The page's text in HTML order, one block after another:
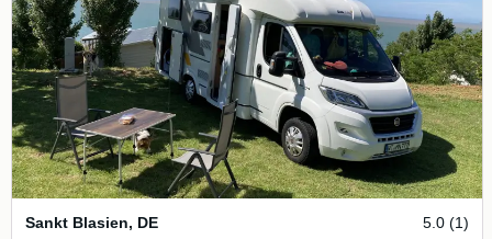
Sankt Blasien, DE 5.0 (1)